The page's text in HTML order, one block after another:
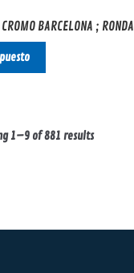
BARCELONA ; RONDA
1–9 of 881 results